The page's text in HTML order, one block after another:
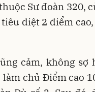
Sư đoàn 320,
diệt 2 điểm
cảm, không sợ
chủ Điểm cao